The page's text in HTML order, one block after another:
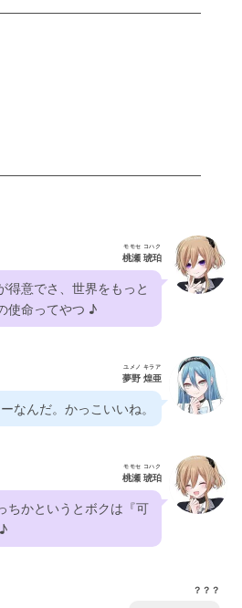
桃瀬 琥珀
モモセ コハク
得意でさ、世界をもっと
使命ってやつ ♪
夢野 煌亜
ユメノ キラア
なんだ。かっこいいね。
桃瀬 琥珀
モモセ コハク
ちかというとボクは『可
？？？